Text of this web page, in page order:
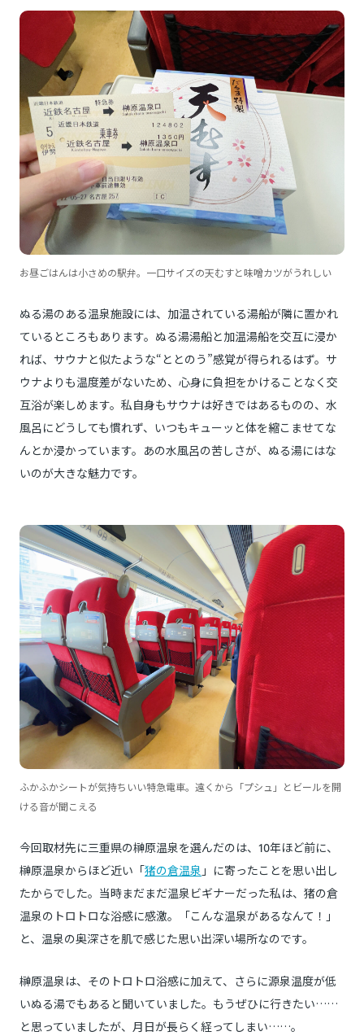
お昼ごはんは小さめの駅弁。一口サイズの天むすと味噌カツがうれしい
ぬる湯のある温泉施設には、加温されている湯船が隣に置かれ
ているところもあります。ぬる湯湯船と加温湯船を交互に浸か
れば、サウナと似たような“ととのう”感覚が得られるはず。サ
ウナよりも温度差がないため、心身に負担をかけることなく交
互浴が楽しめます。私自身もサウナは好きではあるものの、水
風呂にどうしても慣れず、いつもキューッと体を縮こませてな
んとか浸かっています。あの水風呂の苦しさが、ぬる湯にはな
いのが大きな魅力です。
ふかふかシートが気持ちいい特急電車。遠くから「プシュ」とビールを開
ける音が聞こえる
今回取材先に三重県の榊原温泉を選んだのは、10年ほど前に、
榊原温泉からほど近い「猪の倉温泉 」に寄ったことを思い出し
たからでした。当時まだまだ温泉ビギナーだった私は、猪の倉
温泉のトロトロな浴感に感激。「こんな温泉があるなんて！」
と、温泉の奥深さを肌で感じた思い出深い場所なのです。
榊原温泉は、そのトロトロ浴感に加えて、さらに源泉温度が低
いぬる湯でもあると聞いていました。もうぜひに行きたい……
と思っていましたが、月日が長らく経ってしまい……。